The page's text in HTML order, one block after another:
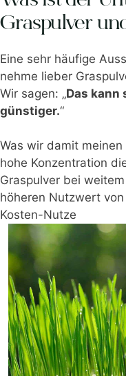
Graspulver
Eine sehr häufige
nehme lieber
Wir sagen: „Das kann
günstiger.“
Was wir damit
hohe Konzentration
Graspulver bei
höheren Nutzwert
Kosten-Nutze